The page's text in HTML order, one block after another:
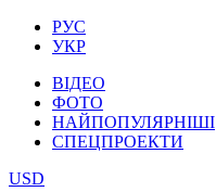
РУС
УКР
ВІДЕО
ФОТО
НАЙПОПУЛЯРНІШІ
СПЕЦПРОЕКТИ
USD